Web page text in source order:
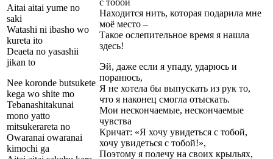
Aitai aitai yume no
saki
Watashi ni ibasho wo
kureta ito
Deaeta no yasashii
jikan to
Nee koronde butsukete
kega wo shite mo
Tebanashitakunai
mono yatto
mitsukerareta no
Owaranai owaranai
kimochi ga
Находится нить, которая подарила мне
моё место –
Такое ослепительное время я нашла
здесь!
Эй, даже если я упаду, ударюсь и
поранюсь,
Я не хотела бы выпускать из рук то,
что я наконец смогла отыскать.
Мои нескончаемые, нескончаемые
чувства
Кричат: «Я хочу увидеться с тобой,
хочу увидеться с тобой!»,
Поэтому я полечу на своих крыльях,